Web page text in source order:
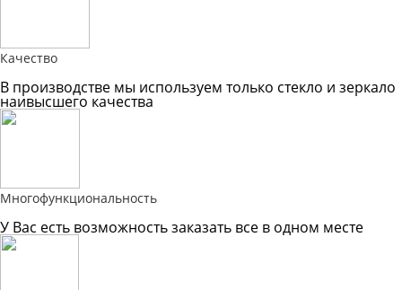
Качество
В производстве мы используем только стекло и зеркало
наивысшего качества
Многофункциональность
У Вас есть возможность заказать все в одном месте